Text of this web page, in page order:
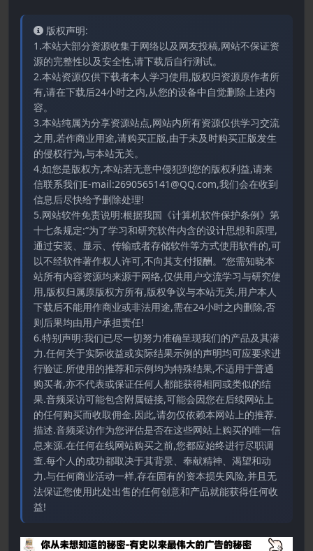
版权声明:
1.本站大部分资源收集于网络以及网友投稿,网站不保证资
源的完整性以及安全性,请下载后自行测试。
2.本站资源仅供下载者本人学习使用,版权归资源原作者所
有,请在下载后24小时之内,从您的设备中自觉删除上述内
容。
3.本站纯属为分享资源站点,网站内所有资源仅供学习交流
之用,若作商业用途,请购买正版,由于未及时购买正版发生
的侵权行为,与本站无关。
4.如您是版权方,本站若无意中侵犯到您的版权利益,请来
信联系我们E-mail:2690565141@QQ.com,我们会在收到
信息后尽快给予删除处理!
5.网站软件免责说明:根据我国《计算机软件保护条例》第
十七条规定:“为了学习和研究软件内含的设计思想和原理,
通过安装、显示、传输或者存储软件等方式使用软件的,可
以不经软件著作权人许可,不向其支付报酬。”您需知晓本
站所有内容资源均来源于网络,仅供用户交流学习与研究使
用,版权归属原版权方所有,版权争议与本站无关,用户本人
下载后不能用作商业或非法用途,需在24小时之内删除,否
则后果均由用户承担责任!
6.特别声明:我们已尽一切努力准确呈现我们的产品及其潜
力.任何关于实际收益或实际结果示例的声明均可应要求进
行验证.所使用的推荐和示例均为特殊结果,不适用于普通
购买者,亦不代表或保证任何人都能获得相同或类似的结
果.音频采访可能包含附属链接,可能会因您在后续网站上
的任何购买而收取佣金.因此,请勿仅依赖本网站上的推荐.
描述.音频采访作为您评估是否在这些网站上购买的唯一信
息来源.在任何在线网站购买之前,您都应始终进行尽职调
查.每个人的成功都取决于其背景、奉献精神、渴望和动
力.与任何商业活动一样,存在固有的资本损失风险,并且无
法保证您使用此处出售的任何创意和产品就能获得任何收
益!